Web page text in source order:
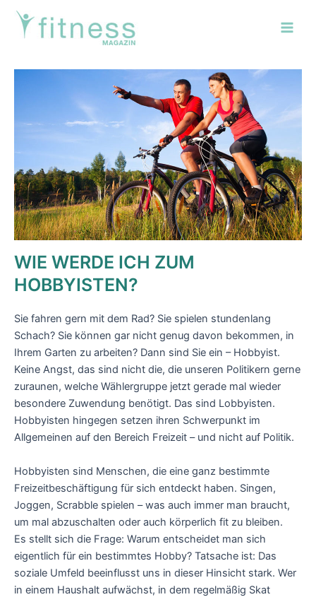
Zum
Inhalt
springen
WIE WERDE ICH ZUM
HOBBYISTEN?
Sie fahren gern mit dem Rad? Sie spielen stundenlang
Schach? Sie können gar nicht genug davon bekommen, in
Ihrem Garten zu arbeiten? Dann sind Sie ein – Hobbyist.
Keine Angst, das sind nicht die, die unseren Politikern gerne
zuraunen, welche Wählergruppe jetzt gerade mal wieder
besondere Zuwendung benötigt. Das sind Lobbyisten.
Hobbyisten hingegen setzen ihren Schwerpunkt im
Allgemeinen auf den Bereich Freizeit – und nicht auf Politik.
Hobbyisten sind Menschen, die eine ganz bestimmte
Freizeitbeschäftigung für sich entdeckt haben. Singen,
Joggen, Scrabble spielen – was auch immer man braucht,
um mal abzuschalten oder auch körperlich fit zu bleiben.
Es stellt sich die Frage: Warum entscheidet man sich
eigentlich für ein bestimmtes Hobby? Tatsache ist: Das
soziale Umfeld beeinflusst uns in dieser Hinsicht stark. Wer
in einem Haushalt aufwächst, in dem regelmäßig Skat
Post
navigation